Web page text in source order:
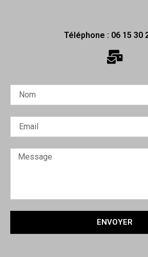
Téléphone : 06 15 30
ENVOYER